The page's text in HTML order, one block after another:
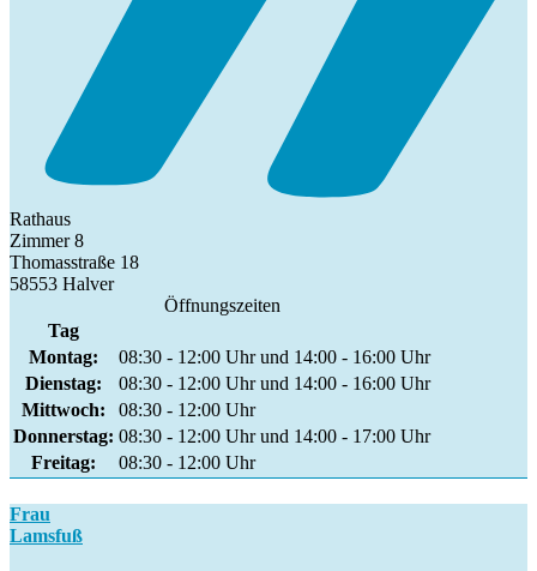
Rathaus
Zimmer 8
Thomasstraße 18
58553 Halver
Öffnungszeiten
Tag
Montag:
08:30 - 12:00 Uhr und 14:00 - 16:00 Uhr
Dienstag:
08:30 - 12:00 Uhr und 14:00 - 16:00 Uhr
Mittwoch:
08:30 - 12:00 Uhr
Donnerstag: 08:30 - 12:00 Uhr und 14:00 - 17:00 Uhr
Freitag:
08:30 - 12:00 Uhr
Frau
Lamsfuß